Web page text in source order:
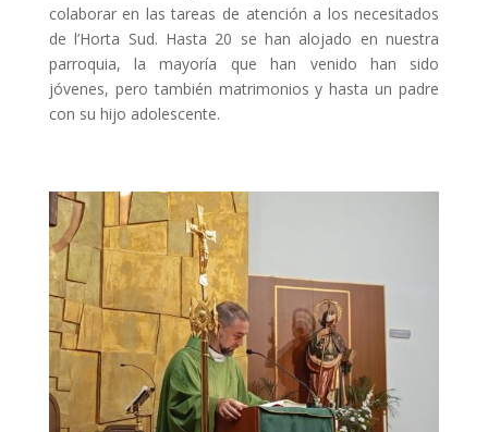
colaborar en las tareas de atención a los necesitados
de l’Horta Sud. Hasta 20 se han alojado en nuestra
parroquia, la mayoría que han venido han sido
jóvenes, pero también matrimonios y hasta un padre
con su hijo adolescente.